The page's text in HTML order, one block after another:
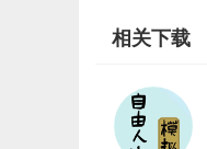
相关下载